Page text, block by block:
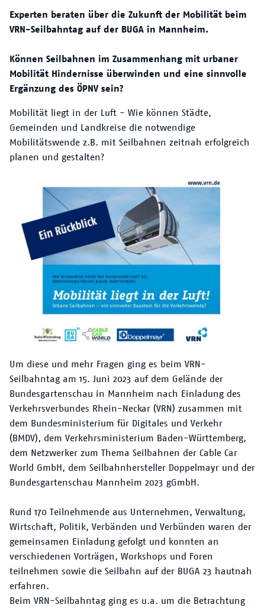
Experten beraten über die Zukunft der Mobilität beim
VRN-Seilbahntag auf der BUGA in Mannheim.
Können Seilbahnen im Zusammenhang mit urbaner
Mobilität Hindernisse überwinden und eine sinnvolle
Ergänzung des ÖPNV sein?
Mobilität liegt in der Luft - Wie können Städte,
Gemeinden und Landkreise die notwendige
Mobilitätswende z.B. mit Seilbahnen zeitnah erfolgreich
planen und gestalten?
Um diese und mehr Fragen ging es beim VRN-
Seilbahntag am 15. Juni 2023 auf dem Gelände der
Bundesgartenschau in Mannheim nach Einladung des
Verkehrsverbundes Rhein-Neckar (VRN) zusammen mit
dem Bundesministerium für Digitales und Verkehr
(BMDV), dem Verkehrsministerium Baden-Württemberg,
dem Netzwerker zum Thema Seilbahnen der Cable Car
World GmbH, dem Seilbahnhersteller Doppelmayr und der
Bundesgartenschau Mannheim 2023 gGmbH.
Rund 170 Teilnehmende aus Unternehmen, Verwaltung,
Wirtschaft, Politik, Verbänden und Verbünden waren der
gemeinsamen Einladung gefolgt und konnten an
verschiedenen Vorträgen, Workshops und Foren
teilnehmen sowie die Seilbahn auf der BUGA 23 hautnah
erfahren.
Beim VRN-Seilbahntag ging es u.a. um die Betrachtung